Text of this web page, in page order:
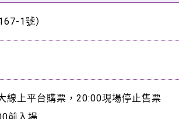
1號）
線上平台購票，20:00現場停止售票